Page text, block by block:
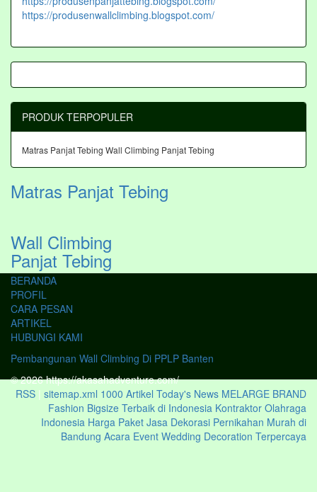
https://produsenwallclimbing.blogspot.com/
PRODUK TERPOPULER
Matras Panjat Tebing Wall Climbing Panjat Tebing
Matras Panjat Tebing
Wall Climbing
Panjat Tebing
BERANDA
PROFIL
CARA PESAN
ARTIKEL
HUBUNGI KAMI
Pembangunan Wall Climbing Di PPLP Banten
© 2026 https://akasahadventure.com/
RSS | sitemap.xml 1000 Artikel Today's News MELARGE BRAND
Fashion Bigsize Terbaik di Indonesia Kontraktor Olahraga
Indonesia Harga Paket Jasa Dekorasi Pernikahan Murah di
Bandung Acara Event Wedding Decoration Terpercaya